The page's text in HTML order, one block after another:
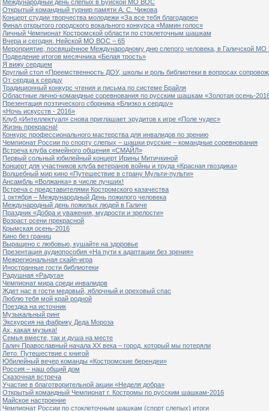
Международный день слепых в Буйской МО ВОС
Открытый командный турнир памяти А. С. Чижова
Концерт студии творчества молодежи «За все тебя благодарю»
Финал открытого городского вокального конкурса «Мамин голос»
Личный Чемпионат Костромской области по стоклеточным шашкам
Вчера и сегодня. Нейской МО ВОС – 65
Мероприятие, посвящённое Международному дню слепого человека, в Галичской
Подведение итогов месячника «Белая трость»
Я вижу сердцем
Круглый стол «Преемственность ДОУ, школы и роль библиотеки в вопросах
От сердца к сердцу
Традиционный конкурс чтения и письма по системе Брайля
Областные лично-командные соревнования по русским шашкам «Золотая осень-
Презентация поэтического сборника «Близко к сердцу»
«Ночь искусств - 2016»
Клуб «Интеллектуал» снова приглашает эрудитов к игре «Поле чудес»
Жизнь прекрасна!
Конкурс профессионального мастерства для инвалидов по зрению
Чемпионат России по спорту слепых – шашки русские – командные соревнования
Встреча клуба семейного общения «СМАЙЛ»
Первый сольный юбилейный концерт Ирины Митичкиной
Концерт для участников клуба ветеранов войны и труда «Красная гвоздика»
Волшебный мир кино «Путешествие в страну Мульти-пульти»
Ансамбль «Волжанка» в числе лучших!
Встреча с представителями Костромского казачества
1 октября – Международный День пожилого человека
Международный день пожилых людей в Галиче
Праздник «Добра и уважения, мудрости и зрелости»
Возраст осени прекрасной
Крымская осень-2016
Кино без границ
Выращено с любовью, кушайте на здоровье
Презентация аудиопособия «На пути к адаптации без зрения»
Межрегиональная скайп-игра
Иностранные гости библиотеки
Радушная «Радуга»
Чемпионат мира среди инвалидов
Ждет нас в гости медовый, яблочный и ореховый спас
Люблю тебя мой край родной
Поездка на источник
Музыкальный ринг
Экскурсия на фабрику Деда Мороза
Ах, какая музыка!
Семья вместе, так и душа на месте
Галич Православный начала ХХ века – город, который мы потеряли
Лето. Путешествие с книгой
Юбилейный вечер команды «Костромские берендеи»
Россия – наш общий дом
Сказочная встреча
Участие в благотворительной акции «Неделя добра»
Открытый командный Чемпионат г. Костромы по русским шашкам-2016
Майское настроение
Чемпионат России по стоклеточным шашкам (спорт слепых) итоги